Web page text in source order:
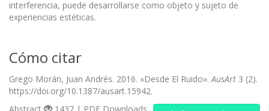
interferencia, puede desarrollarse como objeto y sujeto de
experiencias estéticas.
Cómo citar
Grego Morán, Juan Andrés. 2016. «Desde El Ruido». AusArt 3 (2).
https://doi.org/10.1387/ausart.15942.